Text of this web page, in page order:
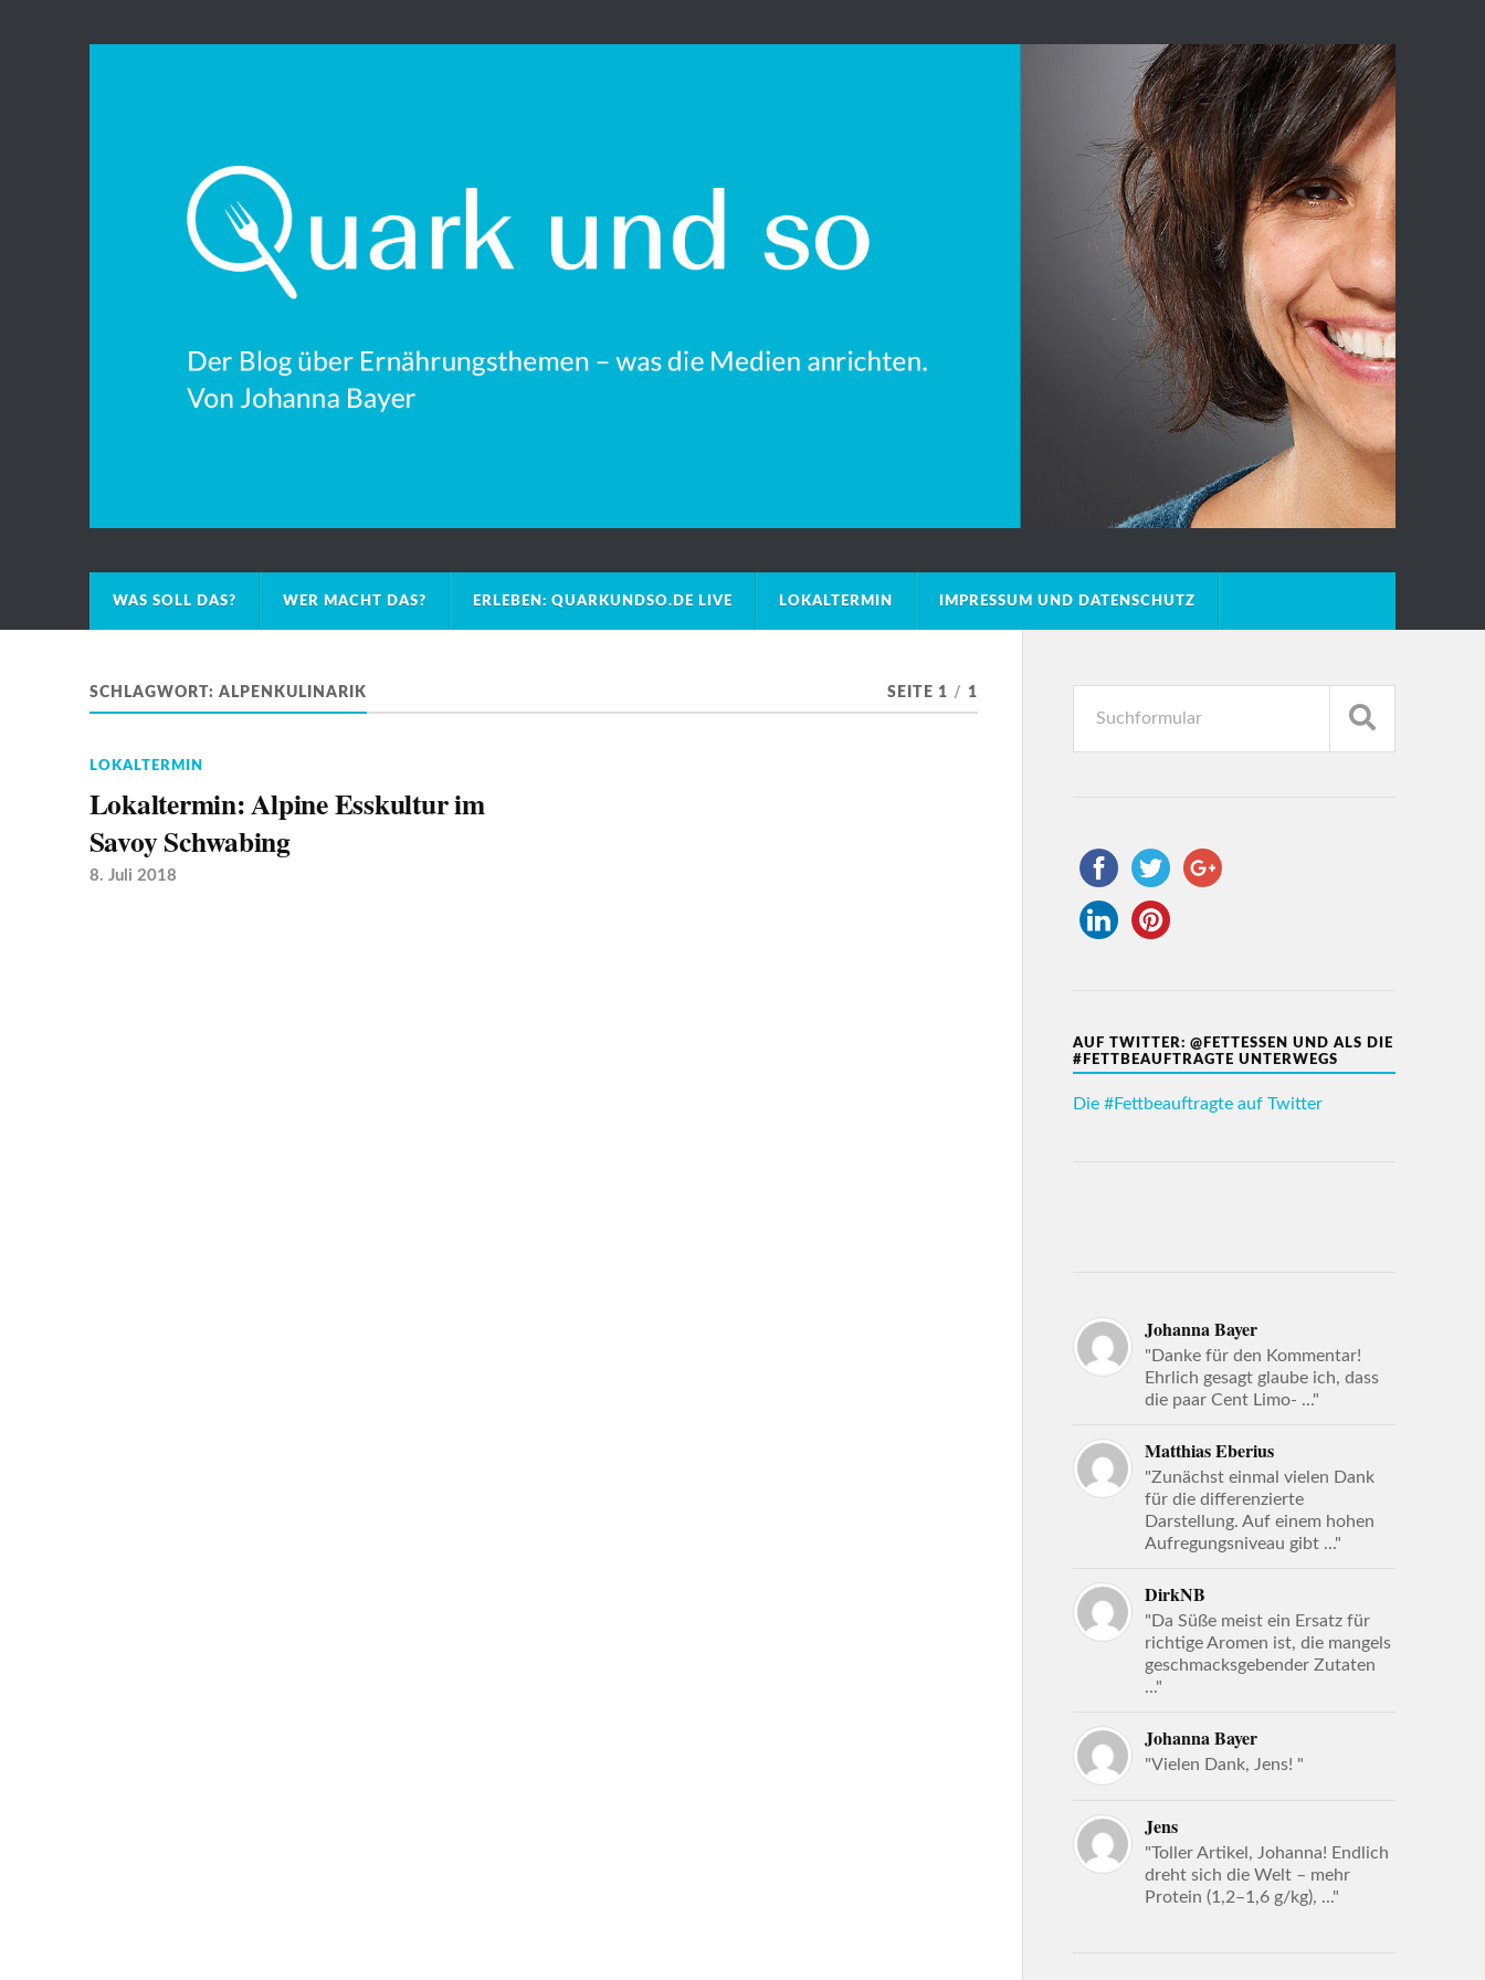
WAS SOLL DAS? WER MACHT DAS? ERLEBEN: QUARKUNDSO.DE LIVE LOKALTERMIN IMPRESSUM UND DATENSCHUTZ
SCHLAGWORT: ALPENKULINARIK SEITE 1 / 1
LOKALTERMIN
Lokaltermin: Alpine Esskultur im
Savoy Schwabing
8. Juli 2018
AUF TWITTER: @FETTESSEN UND ALS DIE
#FETTBEAUFTRAGTE UNTERWEGS
Die #Fettbeauftragte auf Twitter
Johanna Bayer
"Danke für den Kommentar!
Ehrlich gesagt glaube ich, dass
die paar Cent Limo- ..."
Matthias Eberius
"Zunächst einmal vielen Dank
für die differenzierte
Darstellung. Auf einem hohen
Aufregungsniveau gibt ..."
DirkNB
"Da Süße meist ein Ersatz für
richtige Aromen ist, die mangels
geschmacksgebender Zutaten
..."
Johanna Bayer
"Vielen Dank, Jens! "
Jens
"Toller Artikel, Johanna! Endlich
dreht sich die Welt – mehr
Protein (1,2–1,6 g/kg), ..."